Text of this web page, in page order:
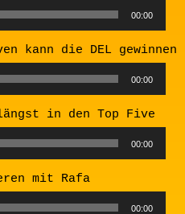
00:00
kann die DEL gewinnen
00:00
in den Top Five
00:00
mit Rafa
00:00